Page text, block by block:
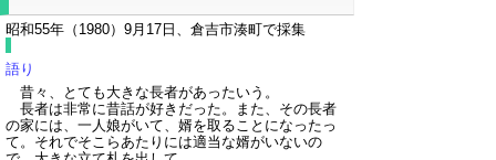
昭和55年（1980）9月17日、倉吉市湊町で採集
語り
昔々、とても大きな長者があったいう。
長者は非常に昔話が好きだった。また、その長者
の家には、一人娘がいて、婿を取ることになったっ
て。それでそこらあたりには適当な婿がいないの